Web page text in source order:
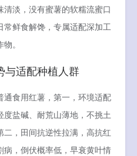
淡，没有蜜薯的软糯流蜜口
鲜食解馋，专属适配深加工
。
与适配种植人群
食用红薯，第一，环境适配
盐碱、耐荒山薄地，不挑土
，田间抗逆性拉满，高抗红
，倒伏概率低，早衰黄叶情